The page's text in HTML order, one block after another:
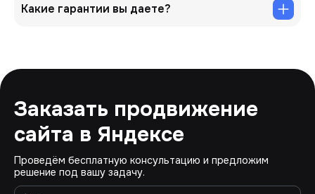
Какие гарантии вы даете?
Заказать продвижение
сайта в Яндексе
Проведём бесплатную консультацию и предложим
решение под вашу задачу.